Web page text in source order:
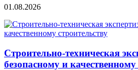
01.08.2026
Строительно‑техническая
безопасному и качественному